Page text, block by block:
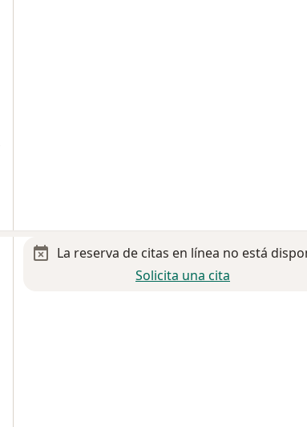
La reserva de citas en línea no está
Solicita una cita